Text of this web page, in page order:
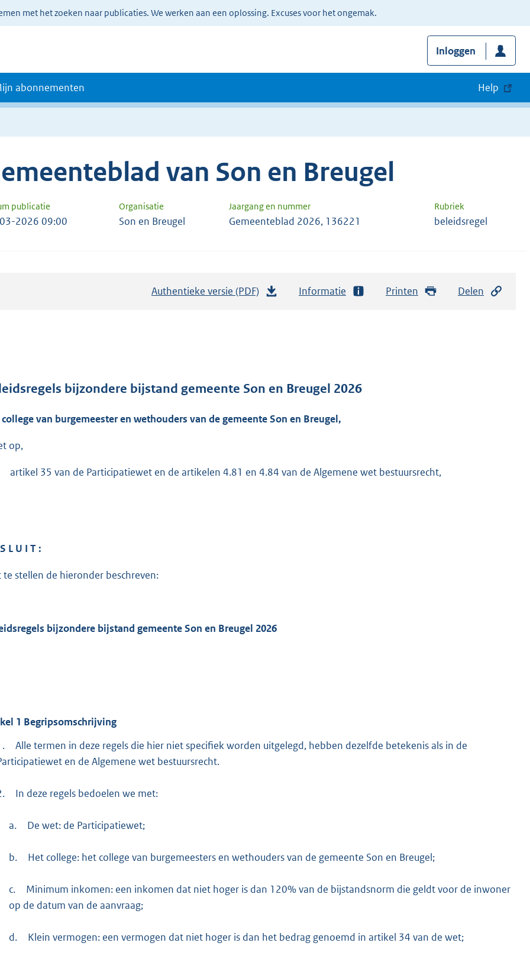
met het zoeken naar publicaties. We werken aan een oplossing. Excuses voor het ongemak.
Inloggen
abonnementen Help
van Son en Breugel
publicatie Organisatie Jaargang en nummer Rubriek
2026 09:00 Son en Breugel Gemeenteblad 2026, 136221 beleidsregel
Authentieke versie (PDF)
d
g
o
Informatie Printen Delen
bijzondere bijstand gemeente Son en Breugel 2026
van burgemeester en wethouders van de gemeente Son en Breugel,
op,
artikel 35 van de Participatiewet en de artikelen 4.81 en 4.84 van de Algemene wet bestuursrecht,
L U I T :
te stellen de hieronder beschreven:
bijzondere bijstand gemeente Son en Breugel 2026
1 Begripsomschrijving
Alle termen in deze regels die hier niet specifiek worden uitgelegd, hebben dezelfde betekenis als in de
en de Algemene wet bestuursrecht.
In deze regels bedoelen we met:
a. De wet: de Participatiewet;
b. Het college: het college van burgemeesters en wethouders van de gemeente Son en Breugel;
c.
Minimum inkomen: een inkomen dat niet hoger is dan 120% van de bijstandsnorm die geldt voor de inwoner
op de datum van de aanvraag;
d. Klein vermogen: een vermogen dat niet hoger is dan het bedrag genoemd in artikel 34 van de wet;